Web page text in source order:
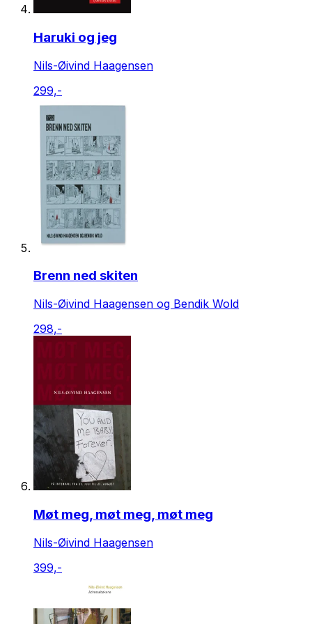
Haruki og jeg
Nils-Øivind Haagensen
299,-
Brenn ned skiten
Nils-Øivind Haagensen og Bendik Wold
298,-
Møt meg, møt meg, møt meg
Nils-Øivind Haagensen
399,-